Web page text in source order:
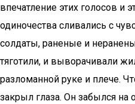
впечатление этих голосов и
одиночества сливались с
солдаты, раненые и
тяготили, и выворачивали
разломанной руке и плече.
закрыл глаза. Он забылся на